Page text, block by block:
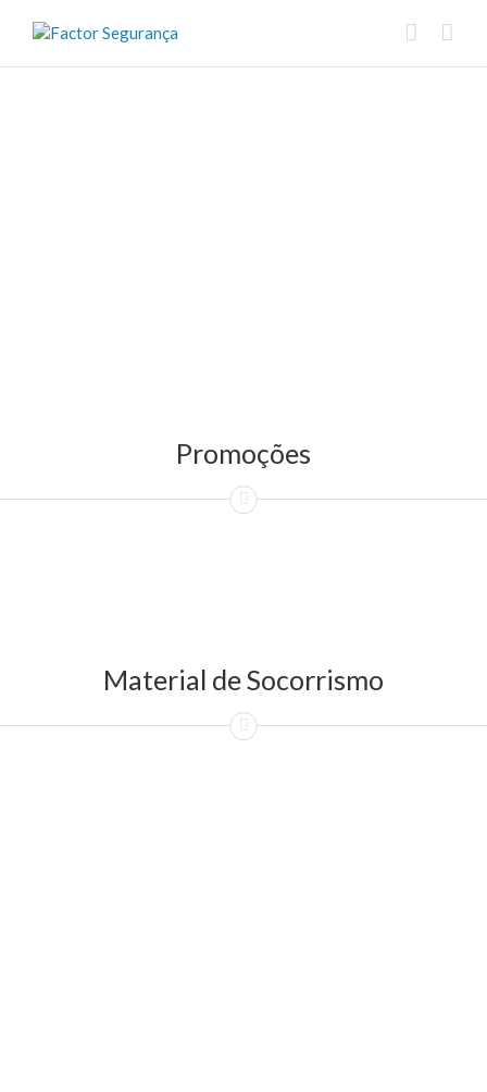
Promoções
Material de Socorrismo